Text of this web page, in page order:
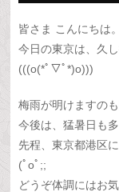
皆さま こんにちは。
今日の東京は、久
(((o(*ﾟ▽ﾟ*)o)))
梅雨が明けますのも
今後は、猛暑日も
先程、東京都港区
(ﾟoﾟ;;
どうぞ体調にはお